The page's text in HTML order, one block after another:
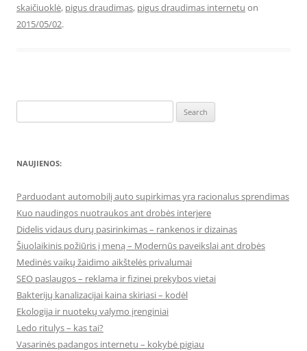
skaičiuoklė, pigus draudimas, pigus draudimas internetu on
2015/05/02.
for:
NAUJIENOS:
Parduodant automobilį auto supirkimas yra racionalus sprendimas
Kuo naudingos nuotraukos ant drobės interjere
Didelis vidaus durų pasirinkimas – rankenos ir dizainas
Šiuolaikinis požiūris į meną – Modernūs paveikslai ant drobės
Medinės vaikų žaidimo aikštelės privalumai
SEO paslaugos – reklama ir fizinei prekybos vietai
Bakterijų kanalizacijai kaina skiriasi – kodėl
Ekologija ir nuotekų valymo įrenginiai
Ledo ritulys – kas tai?
Vasarinės padangos internetu – kokybė pigiau